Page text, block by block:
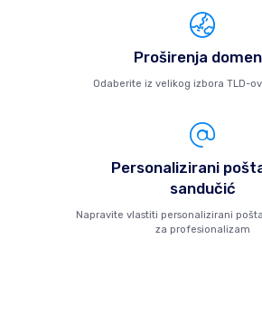
Proširenja
Odaberite iz velikog izbora TLD-
Personalizirani
sandučić
Napravite vlastiti personalizirani
za profesionalizam